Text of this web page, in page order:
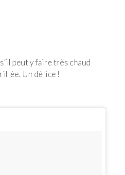
peut y faire très chaud
Un délice !